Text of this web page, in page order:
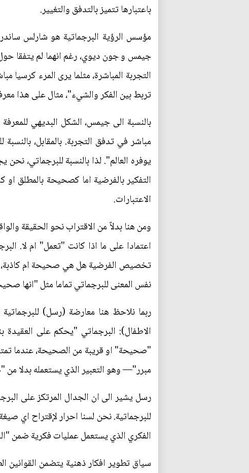
باعتبارها تتميز بالتدفق والتغيير.
جيمس و جون ديوي، رغم انهما لم يتفقا
التجربة المباشرة، مثلما يرى المرء كرسيا
تربط بين الفكر والشيء"، مثال على هذا
بالنسبة الى جيمس، الشكل البديهي
مباشر في تدفق التجربة. بالمقابل،
يوفره العالم". لذا بالنسبة للبرجماتي،
التفكير بالفرضية اما كصحيحة بالمطلق
الاعتبارات.
ومن هنا بدلاً من الاقتراب نحو الحقيقة
اعتمادا على ما اذا كانت "تعمل" ام لا.
تخصيص الفرضية هل هي صحيحة ام كاذبة،
نفس المعنى للبرجماتي تماما مثل "انها
ربما نلاحظ هنا معارضة (رسل)
الاطفال): البرجماتي "يحكم على العقيدة
"صحيحة" او قريبة من الصحيحة، عندما
مبرر"— وهو التعبير الذي يستعمله بدلا من
رسل يشير الى ان الجدال المرتكز على
للبرجماتية. نحن لسنا احرار لإقتراح اي
الفكري الذي يستعمل عمليات فكرية ضمن
سياق تطوير افكار ذهنية يتضمن القوانين